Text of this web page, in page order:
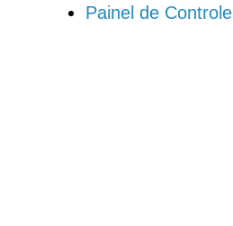
Painel de Controle